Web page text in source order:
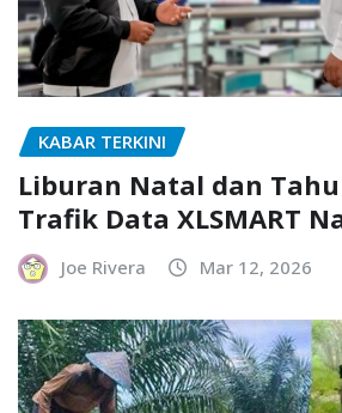
KABAR TERKINI
Liburan Natal dan
Trafik Data XLSMART
Joe Rivera Mar 12, 2026